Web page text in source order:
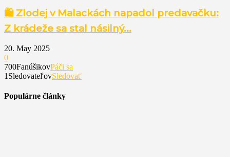
🛍️ Zlodej v Malackách napadol predavačku:
Z krádeže sa stal násilný...
20. May 2025
0
700FanúšikovPáči sa
1 SledovateľovSledovať
Populárne články